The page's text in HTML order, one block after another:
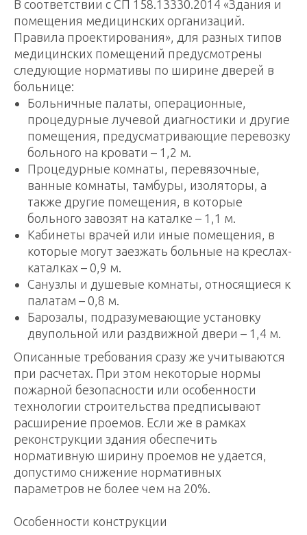
В соответствии с СП 158.13330.2014 «Здания и
помещения медицинских организаций.
Правила проектирования», для разных типов
медицинских помещений предусмотрены
следующие нормативы по ширине дверей в
больнице:
Больничные палаты, операционные,
процедурные лучевой диагностики и другие
помещения, предусматривающие перевозку
больного на кровати – 1,2 м.
Процедурные комнаты, перевязочные,
ванные комнаты, тамбуры, изоляторы, а
также другие помещения, в которые
больного завозят на каталке – 1,1 м.
Кабинеты врачей или иные помещения, в
которые могут заезжать больные на креслах-
каталках – 0,9 м.
Санузлы и душевые комнаты, относящиеся к
палатам – 0,8 м.
Барозалы, подразумевающие установку
двупольной или раздвижной двери – 1,4 м.
Описанные требования сразу же учитываются
при расчетах. При этом некоторые нормы
пожарной безопасности или особенности
технологии строительства предписывают
расширение проемов. Если же в рамках
реконструкции здания обеспечить
нормативную ширину проемов не удается,
допустимо снижение нормативных
параметров не более чем на 20%.
Особенности конструкции